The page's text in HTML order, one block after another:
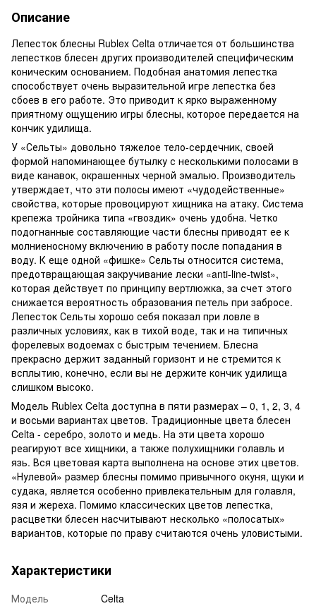
Описание
Лепесток блесны Rublex Celta отличается от большинства
лепестков блесен других производителей специфическим
коническим основанием. Подобная анатомия лепестка
способствует очень выразительной игре лепестка без
сбоев в его работе. Это приводит к ярко выраженному
приятному ощущению игры блесны, которое передается на
кончик удилища.
У «Сельты» довольно тяжелое тело-сердечник, своей
формой напоминающее бутылку с несколькими полосами в
виде канавок, окрашенных черной эмалью. Производитель
утверждает, что эти полосы имеют «чудодейственные»
свойства, которые провоцируют хищника на атаку. Система
крепежа тройника типа «гвоздик» очень удобна. Четко
подогнанные составляющие части блесны приводят ее к
молниеносному включению в работу после попадания в
воду. К еще одной «фишке» Сельты относится система,
предотвращающая закручивание лески «anti-line-twist»,
которая действует по принципу вертлюжка, за счет этого
снижается вероятность образования петель при забросе.
Лепесток Сельты хорошо себя показал при ловле в
различных условиях, как в тихой воде, так и на типичных
форелевых водоемах с быстрым течением. Блесна
прекрасно держит заданный горизонт и не стремится к
всплытию, конечно, если вы не держите кончик удилища
слишком высоко.
Модель Rublex Celta доступна в пяти размерах – 0, 1, 2, 3, 4
и восьми вариантах цветов. Традиционные цвета блесен
Celtа - серебро, золото и медь. На эти цвета хорошо
реагируют все хищники, а также полухищники голавль и
язь. Вся цветовая карта выполнена на основе этих цветов.
«Нулевой» размер блесны помимо привычного окуня, щуки и
судака, является особенно привлекательным для голавля,
язя и жереха. Помимо классических цветов лепестка,
расцветки блесен насчитывают несколько «полосатых»
вариантов, которые по праву считаются очень уловистыми.
Характеристики
Модель
Celta